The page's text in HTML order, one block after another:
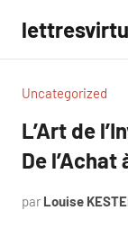
contenu
Uncategorized
L’Art de
De l’Achat
par Louise